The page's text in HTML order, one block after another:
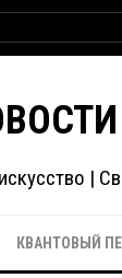
|
КВАНТОВЫЙ